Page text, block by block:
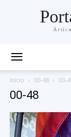
Inicio 00-48 00-
00-48